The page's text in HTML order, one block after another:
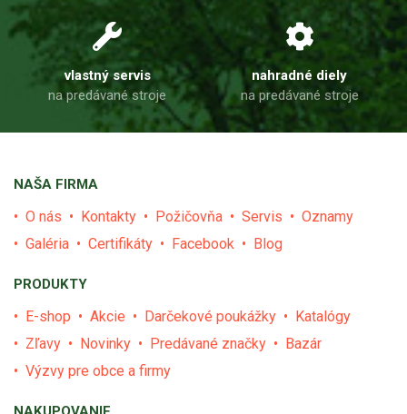
vlastný servis
na predávané stroje
nahradné diely
na predávané stroje
NAŠA FIRMA
O nás Kontakty Požičovňa Servis
Oznamy
Galéria
Certifikáty Facebook Blog
PRODUKTY
E-shop Akcie Darčekové poukážky
Katalógy
Zľavy
Novinky Predávané značky
Bazár
Výzvy pre obce a firmy